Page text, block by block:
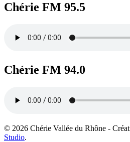
Chérie FM 95.5
Chérie FM 94.0
© 2026 Chérie Vallée du Rhône -
Studio.